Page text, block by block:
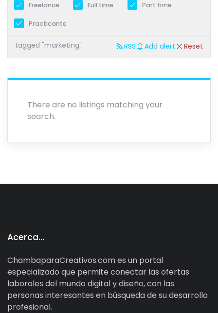
Freelance Full time Part time
Practicante
tagged "marketing" Reset
RSS Add alert
There are no listings matching your
search.
Acerca…
ChambaparaCreativos.com es un portal
especializado que permite conectar las ofertas
laborales del mundo digital y diseño, con las
personas interesantes en búsqueda de su desarrollo
profesional.